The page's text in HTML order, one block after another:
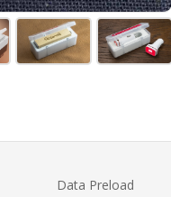
Data Preload